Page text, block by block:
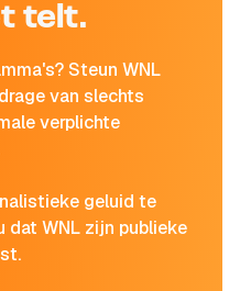
telt.
Steun WNL
van slechts
verplichte
geluid te
dat WNL zijn publieke